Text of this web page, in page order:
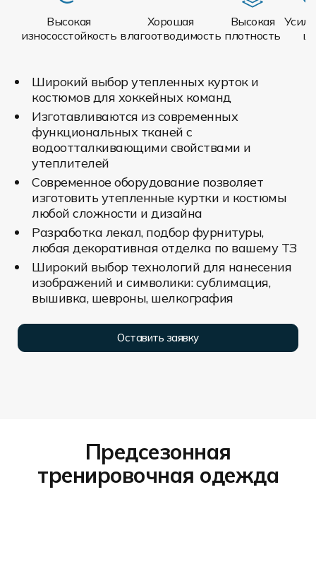
Высокая
износосстойкость
Хорошая
влагоотводимость
Высокая
плотность
Широкий выбор утепленных курток и
костюмов для хоккейных команд
Изготавливаются из современных
функциональных тканей с
водоотталкивающими свойствами и
утеплителей
Современное оборудование позволяет
изготовить утепленные куртки и костюмы
любой сложности и дизайна
Разработка лекал, подбор фурнитуры,
любая декоративная отделка по вашему ТЗ
Широкий выбор технологий для нанесения
изображений и символики: сублимация,
вышивка, шевроны, шелкография
Оставить заявку
Предсезонная
тренировочная одежда